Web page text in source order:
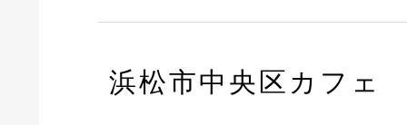
浜松市中央区カフェ